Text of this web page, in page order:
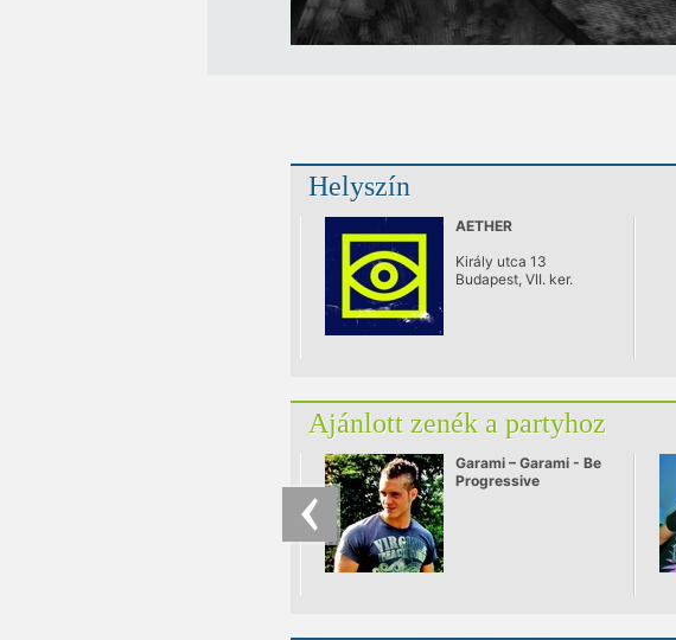
Helyszín
AETHER
Király utca 13
Budapest, VII. ker.
Ajánlott zenék a partyhoz
Garami – Garami - Be
Progressive